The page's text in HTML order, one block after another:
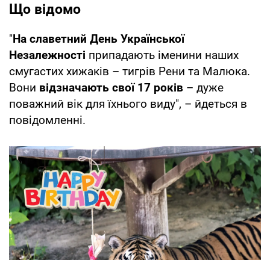
Що відомо
"На славетний День Української
Незалежності припадають іменини наших
смугастих хижаків – тигрів Рени та Малюка.
Вони відзначають свої 17 років – дуже
поважний вік для їхнього виду", – йдеться в
повідомленні.